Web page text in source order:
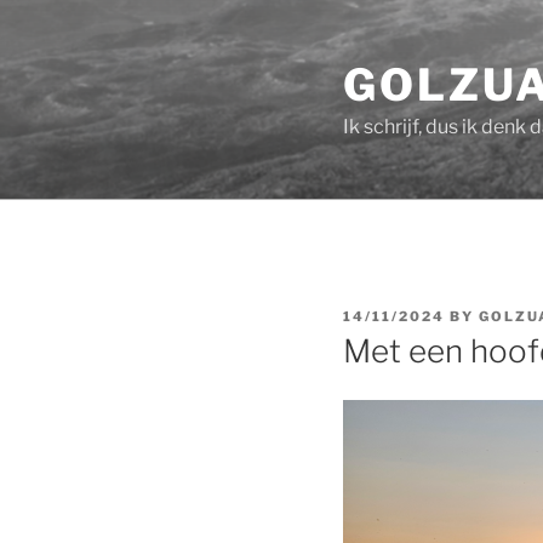
content
Ik schrijf, dus ik denk
POSTED
ON
14/11/2024 BY
Met een